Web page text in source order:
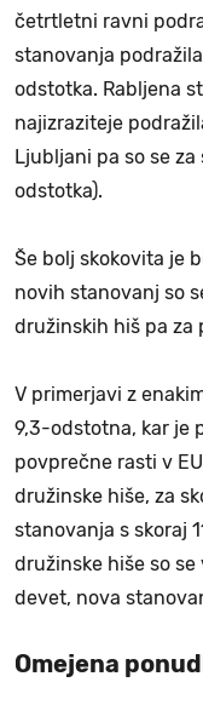
četrtletni ravni
stanovanja
odstotka. Rabljena
najizraziteje
Ljubljani pa so se
odstotka).
Še bolj skokovita je
novih stanovanj so
družinskih hiš pa za
V primerjavi z
9,3-odstotna, kar je
povprečne rasti v
družinske hiše, za
stanovanja s skoraj
družinske hiše so
devet, nova
Omejena